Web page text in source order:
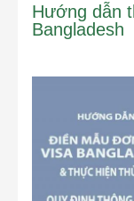
Hướng dẫn
Bangladesh